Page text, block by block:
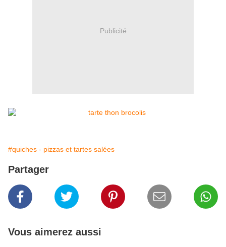
Publicité
#quiches - pizzas et tartes salées
Partager
Vous aimerez aussi